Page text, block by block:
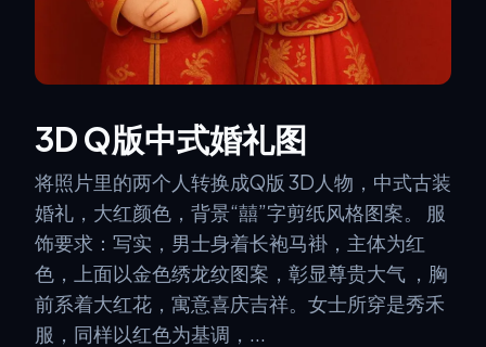
3D Q版中式婚礼图
将照片里的两个人转换成Q版 3D人物，中式古装
婚礼，大红颜色，背景“囍”字剪纸风格图案。 服
饰要求：写实，男士身着长袍马褂，主体为红
色，上面以金色绣龙纹图案，彰显尊贵大气 ，胸
前系着大红花，寓意喜庆吉祥。女士所穿是秀禾
服，同样以红色为基调，...